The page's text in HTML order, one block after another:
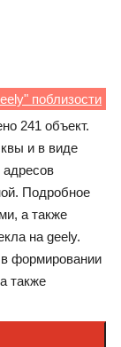
поблизости
241 объект.
и в виде
адресов
Подробное
а также
на geely.
формировании
также